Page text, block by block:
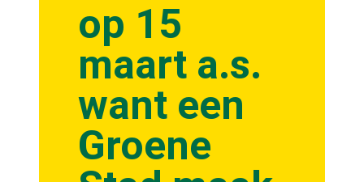
op 15
maart a.s.
want een
Groene